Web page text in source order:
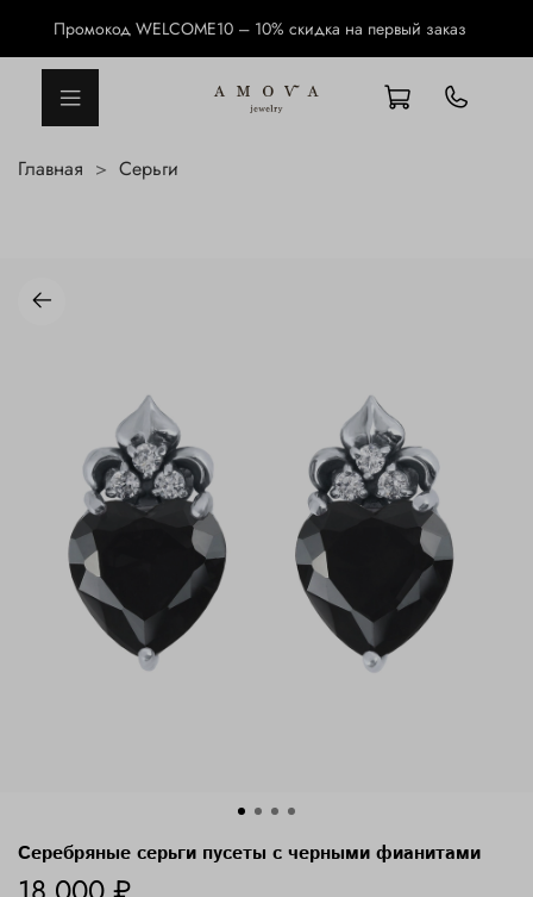
Промокод WELCOME10 – 10% скидка на первый заказ
Главная Серьги
Серебряные серьги пусеты с черными фианитами